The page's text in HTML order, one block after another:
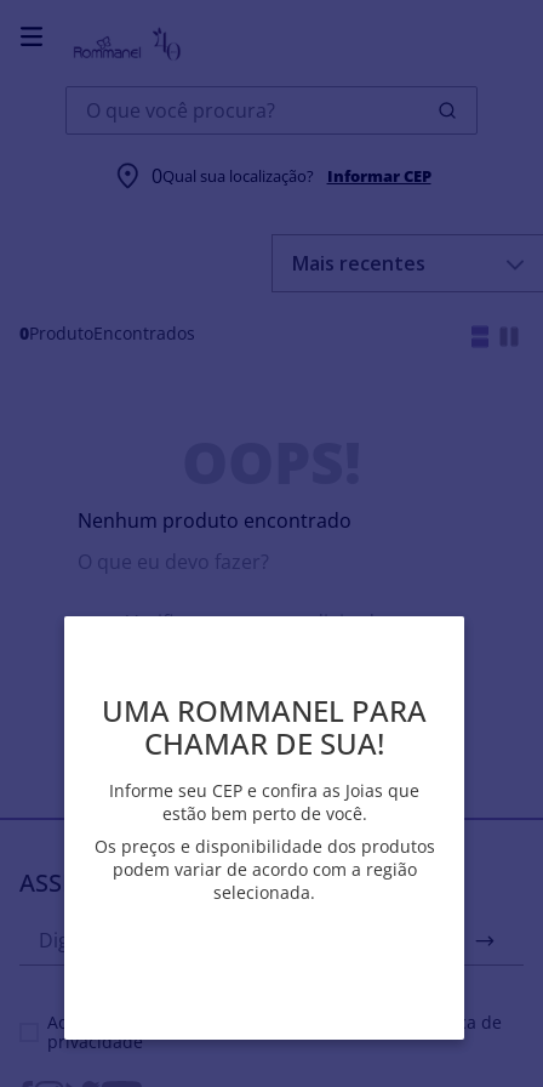
O que você procura?
0Qual sua localização? Informar CEP
Mais recentes
0Produto
Nenhum produto encontrado
O que eu devo fazer?
Verifique os termos digitados.
desejado.
ASSINE NOSSA NEWSLETTER
Ao se cadastrar, você concordar com a nossa
política de
privacidade
UMA ROMMANEL PARA
CHAMAR DE SUA!
Informe seu CEP e confira as Joias que
estão bem perto de você.
Os preços e disponibilidade dos produtos
podem variar de acordo com a região
selecionada.
UMA ROMMANEL PARA
CHAMAR DE SUA!
Informe seu CEP e confira as Joias que
estão bem perto de você.
Os preços e disponibilidade dos produtos
podem variar de acordo com a região
selecionada.